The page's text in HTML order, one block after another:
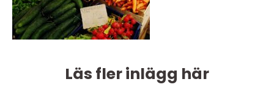
Läs fler inlägg här